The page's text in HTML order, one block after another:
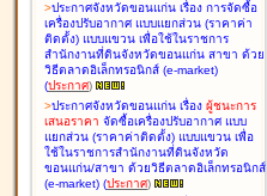
>ประกาศจังหวัดขอนแก่น เรื่อง การจัดซื้อ
เครื่องปรับอากาศ แบบแยกส่วน (ราคาค่า
ติดตั้ง) แบบแขวน เพื่อใช้ในราชการ
สำนักงานที่ดินจังหวัดขอนแก่น สาขา ด้วย
วิธีตลาดอิเล็กทรอนิกส์ (e-market)
(ประกาศ)
>ประกาศจังหวัดขอนแก่น เรื่อง ผู้ชนะการ
เสนอราคา จัดซื้อเครื่องปรับอากาศ แบบ
แยกส่วน (ราคาค่าติดตั้ง) แบบแขวน เพื่อ
ใช้ในราชการสำนักงานที่ดินจังหวัด
ขอนแก่น/สาขา ด้วยวิธีตลาดอิเล็กทรอนิกส์
(e-market) (ประกาศ)